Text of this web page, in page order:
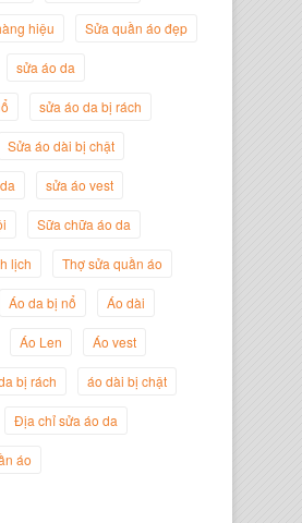
Nguyễn Minh Đức
Nguyễn
Đốc Công ty Twist Potato
hiệu Sửa quần áo đẹp
sửa áo da
sửa áo da bị rách
Sửa áo dài bị chật
sửa áo vest
Sữa chữa áo da
lịch Thợ sửa quần áo
Áo da bị nổ Áo dài
Áo Len Áo vest
bị rách áo dài bị chật
Địa chỉ sửa áo da
áo